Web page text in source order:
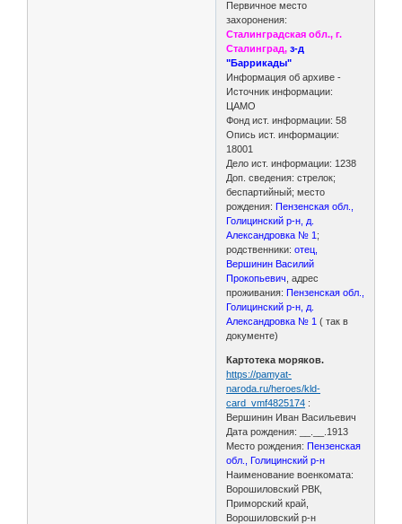
Первичное место
захоронения:
Сталинградская обл., г.
Сталинград, з-д
"Баррикады"
Информация об архиве -
Источник информации:
ЦАМО
Фонд ист. информации: 58
Опись ист. информации:
18001
Дело ист. информации: 1238
Доп. сведения: стрелок;
беспартийный; место
рождения: Пензенская обл.,
Голицинский р-н, д.
Александровка № 1 ;
родственники:отец,
Вершинин Василий
Прокопьевич , адрес
проживания: Пензенская обл.,
Голицинский р-н, д.
Александровка № 1 ( так в
документе)
Картотека моряков.
https://pamyat-
naroda.ru/heroes/kld-
card_vmf4825174 :
Вершинин Иван Васильевич
Дата рождения: __.__.1913
Место рождения:Пензенская
обл., Голицинский р-н
Наименование военкомата:
Ворошиловский РВК,
Приморский край,
Ворошиловский р-н